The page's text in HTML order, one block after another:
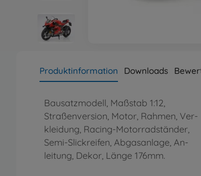
Produktinformation Downloads
Bausatzmodell, Maßstab 1:12,
Straßenversion, Motor, Rahmen, Ver-
kleidung, Racing-Motorradständer,
Semi-Slickreifen, Abgasanlage, An-
leitung, Dekor, Länge 176mm.